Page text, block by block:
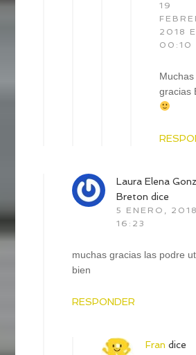
19
2018
00:10
Muchas
gracias
Laura Elena
Breton dice
5 ENERO,
16:23
muchas gracias las podre
bien
RESPONDER
Fran dice